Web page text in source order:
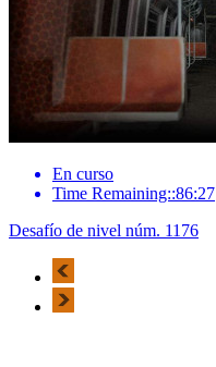
En curso
Time Remaining::86:27
Desafío de nivel núm. 1176